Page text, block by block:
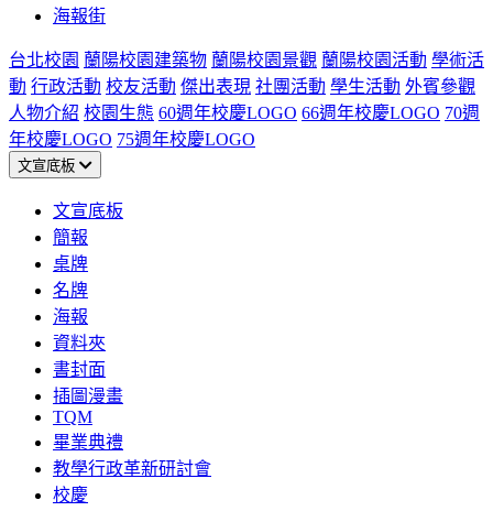
海報街
台北校園 蘭陽校園建築物 蘭陽校園景觀 蘭陽校園活動 學術活
動 行政活動 校友活動 傑出表現 社團活動 學生活動 外賓參觀
人物介紹 校園生態 60週年校慶LOGO 66週年校慶LOGO 70週
年校慶LOGO 75週年校慶LOGO
文宣底板
文宣底板
簡報
桌牌
名牌
海報
資料夾
書封面
插圖漫畫
TQM
畢業典禮
教學行政革新研討會
校慶